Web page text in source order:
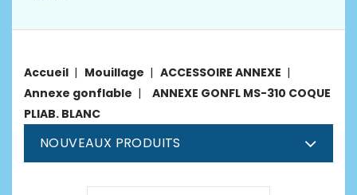
Accueil Mouillage
ACCESSOIRE ANNEXE
Annexe gonflable
ANNEXE GONFL MS-310 COQUE
PLIAB. BLANC
NOUVEAUX PRODUITS